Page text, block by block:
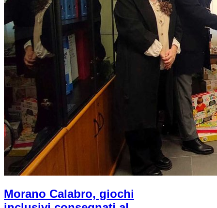
Morano Calabro, giochi